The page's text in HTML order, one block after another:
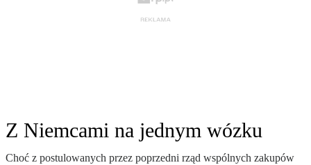
Z Niemcami na jednym wózku
Choć z postulowanych przez poprzedni rząd wspólnych zakupów